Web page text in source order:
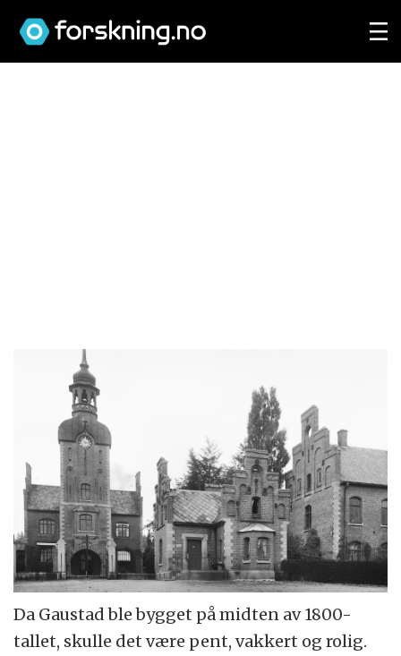
Da Gaustad ble bygget på midten av 1800-
tallet, skulle det være pent, vakkert og rolig.